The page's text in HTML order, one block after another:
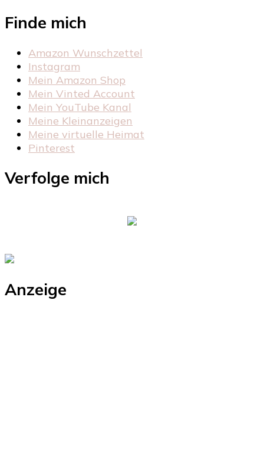
Finde mich
Amazon Wunschzettel
Instagram
Mein Amazon Shop
Mein Vinted Account
Mein YouTube Kanal
Meine Kleinanzeigen
Meine virtuelle Heimat
Pinterest
Verfolge mich
Anzeige